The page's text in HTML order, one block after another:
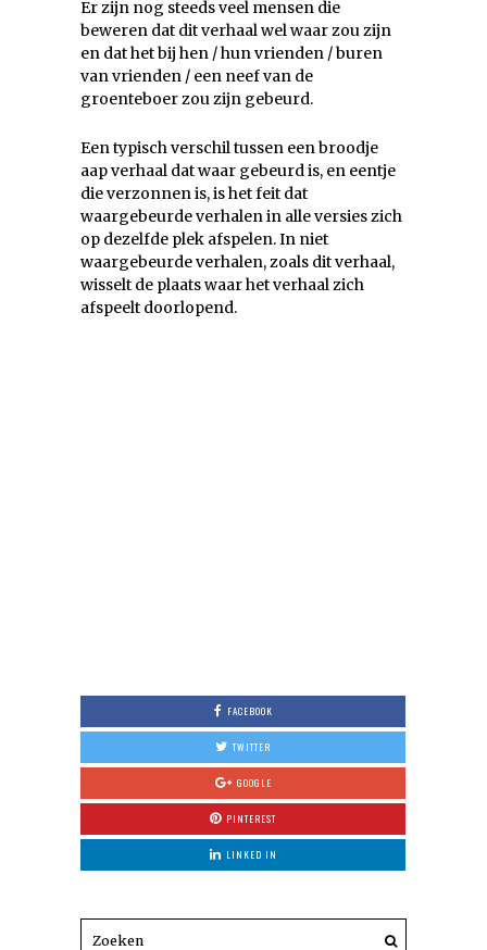
Er zijn nog steeds veel mensen die
beweren dat dit verhaal wel waar zou zijn
en dat het bij hen / hun vrienden / buren
van vrienden / een neef van de
groenteboer zou zijn gebeurd.
Een typisch verschil tussen een broodje
aap verhaal dat waar gebeurd is, en eentje
die verzonnen is, is het feit dat
waargebeurde verhalen in alle versies zich
op dezelfde plek afspelen. In niet
waargebeurde verhalen, zoals dit verhaal,
wisselt de plaats waar het verhaal zich
afspeelt doorlopend.
FACEBOOK
TWITTER
GOOGLE
PINTEREST
LINKED IN